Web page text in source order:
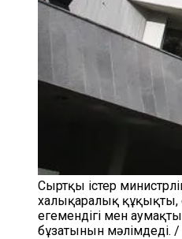
Сыртқы істер
халықаралық құқықты,
егемендігі мен
бұзатынын мәлімдеді.